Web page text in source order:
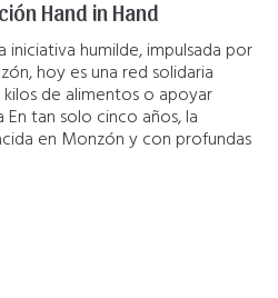
Hand in Hand
humilde, impulsada por
hoy es una red solidaria
de alimentos o apoyar
En tan solo cinco años, la
en Monzón y con profundas